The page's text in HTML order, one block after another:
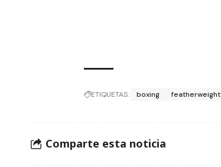
ETIQUETAS: boxing featherweight
Comparte esta noticia